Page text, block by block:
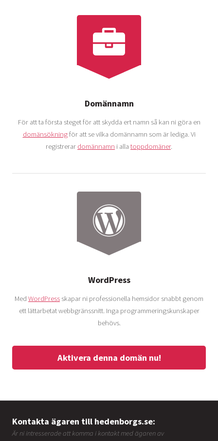
Domännamn
För att ta första steget för att skydda ert namn så kan ni göra en
domänsökningför att se vilka domännamn som är lediga. Vi
registrerar domännamn i alla toppdomäner.
WordPress
Med WordPress skapar ni professionella hemsidor snabbt genom
ett lättarbetat webbgränssnitt. Inga programmeringskunskaper
behövs.
Aktivera denna domän nu!
Kontakta ägaren till hedenborgs.se:
Är ni intresserade att komma i kontakt med ägaren av